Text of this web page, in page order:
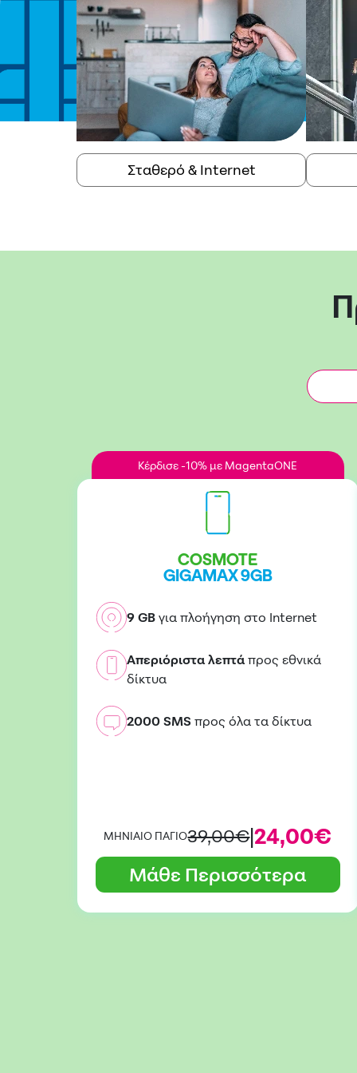
Σταθερό & Internet
Κέρδισε -10% με MagentaONE
COSMOTE
GIGAMAX 9GB
9 GB για πλοήγηση στο Internet
Απεριόριστα λεπτά προς εθνικά
δίκτυα
2000 SMS προς όλα τα δίκτυα
ΜΗΝΙΑΙΟ ΠΑΓΙΟ39,00€|24,00€
Μάθε Περισσότερα